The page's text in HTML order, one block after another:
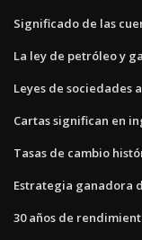
Significado de las
La ley de petróleo y
Leyes de sociedades
Cartas significan en
Tasas de cambio
Estrategia ganadora
30 años de